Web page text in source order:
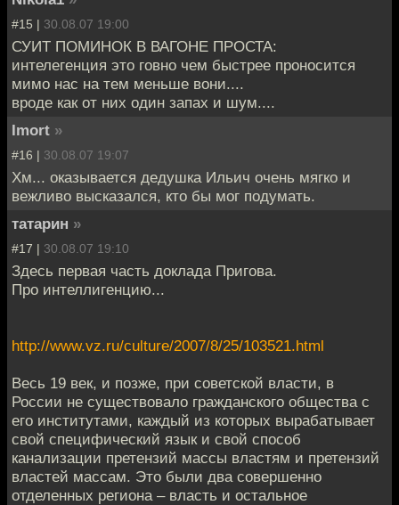
#15 | 30.08.07 19:00
СУИТ ПОМИНОК В ВАГОНЕ ПРОСТА:
интелегенция это говно чем быстрее проносится
мимо нас на тем меньше вони....
вроде как от них один запах и шум....
Imort »
#16 | 30.08.07 19:07
Хм... оказывается дедушка Ильич очень мягко и
вежливо высказался, кто бы мог подумать.
татарин »
#17 | 30.08.07 19:10
Здесь первая часть доклада Пригова.
Про интеллигенцию...
http://www.vz.ru/culture/2007/8/25/103521.html
Весь 19 век, и позже, при советской власти, в
России не существовало гражданского общества с
его институтами, каждый из которых вырабатывает
свой специфический язык и свой способ
канализации претензий массы властям и претензий
властей массам. Это были два совершенно
отделенных региона – власть и остальное